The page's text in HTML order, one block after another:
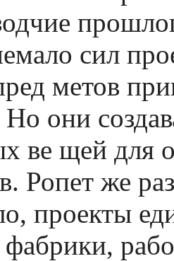
сил
метов
Но они
ве­ щей для
Ропет же
проекты